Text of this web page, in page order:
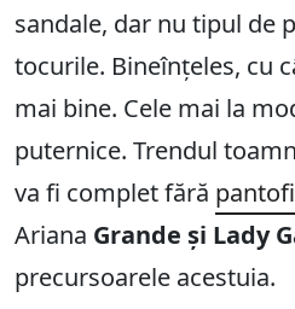
sandale, dar nu tipul de
tocurile. Bineînțeles, cu
mai bine. Cele mai la
puternice. Trendul
va fi complet fără
Ariana Grande și Lady
precursoarele acestuia.